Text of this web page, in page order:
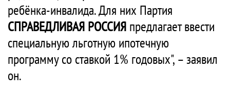
ребёнка-инвалида. Для них Партия
СПРАВЕДЛИВАЯ РОССИЯ предлагает ввести
специальную льготную ипотечную
программу со ставкой 1% годовых", – заявил
он.